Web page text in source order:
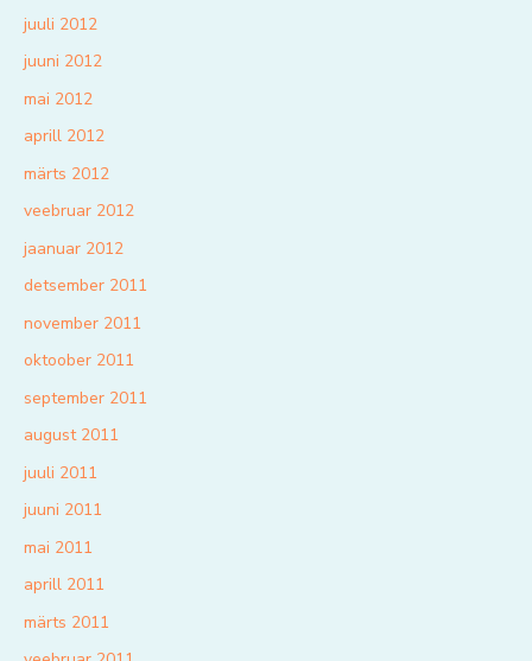
juuli 2012
juuni 2012
mai 2012
aprill 2012
märts 2012
veebruar 2012
jaanuar 2012
detsember 2011
november 2011
oktoober 2011
september 2011
august 2011
juuli 2011
juuni 2011
mai 2011
aprill 2011
märts 2011